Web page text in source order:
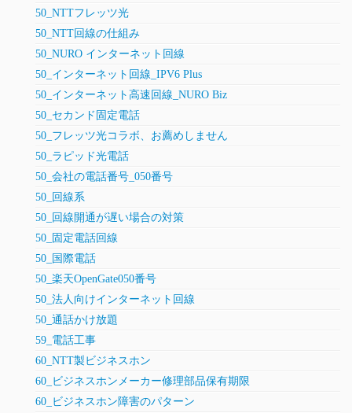
50_NTTフレッツ光
50_NTT回線の仕組み
50_NURO インターネット回線
50_インターネット回線_IPV6 Plus
50_インターネット高速回線_NURO Biz
50_セカンド固定電話
50_フレッツ光コラボ、お薦めしません
50_ラピッド光電話
50_会社の電話番号_050番号
50_回線系
50_回線開通が遅い場合の対策
50_固定電話回線
50_国際電話
50_楽天OpenGate050番号
50_法人向けインターネット回線
50_通話かけ放題
59_電話工事
60_NTT製ビジネスホン
60_ビジネスホンメーカー修理部品保有期限
60_ビジネスホン障害のパターン